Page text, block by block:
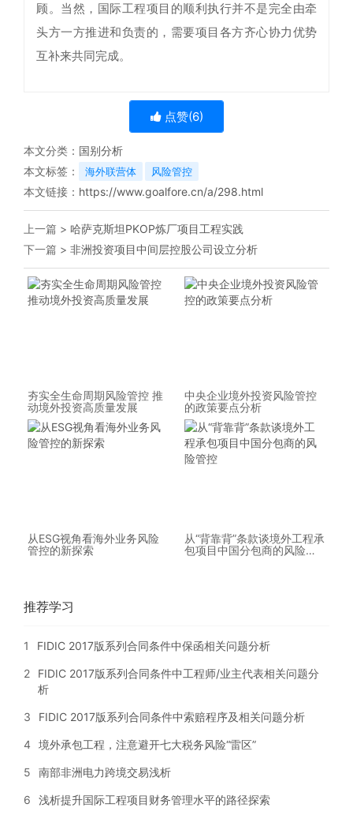
顾。当然，国际工程项目的顺利执行并不是完全由牵
头方一方推进和负责的，需要项目各方齐心协力优势
互补来共同完成。
点赞(6)
本文分类： 国别分析
本文标签：
海外联营体 风险管控
本文链接： https://www.goalfore.cn/a/298.html
上一篇 > 哈萨克斯坦PKOP炼厂项目工程实践
下一篇 > 非洲投资项目中间层控股公司设立分析
夯实全生命周期风险管控 推
动境外投资高质量发展
中央企业境外投资风险管控
的政策要点分析
从ESG视角看海外业务风险
管控的新探索
从“背靠背”条款谈境外工程承
包项目中国分包商的风险管
推荐学习
1 FIDIC 2017版系列合同条件中保函相关问题分析
2
FIDIC 2017版系列合同条件中工程师/业主代表相关问题分
析
3 FIDIC 2017版系列合同条件中索赔程序及相关问题分析
4 境外承包工程，注意避开七大税务风险“雷区”
5 南部非洲电力跨境交易浅析
6 浅析提升国际工程项目财务管理水平的路径探索